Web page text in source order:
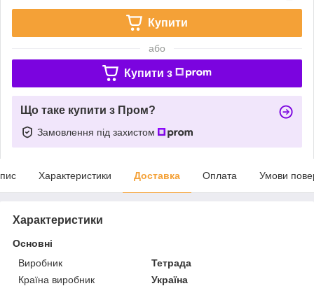
Купити
або
Купити з
Що таке купити з Пром?
Замовлення під захистом
Характеристики Доставка Оплата Умови
Характеристики
Основні
Виробник
Тетрада
Країна виробник
Україна